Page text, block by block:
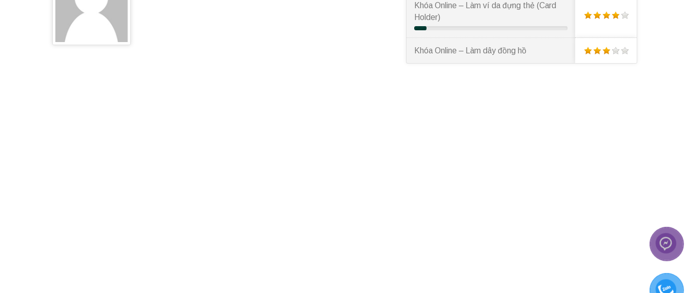
Khóa Online – Làm ví da đựng thẻ (Card
Holder)
Khóa Online – Làm dây đồng hồ